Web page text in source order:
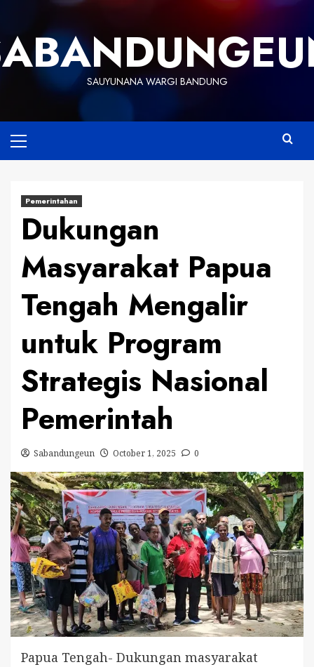
content
SAUYUNANA WARGI BANDUNG
Menu
Pemerintahan
Dukungan
Masyarakat Papua
Tengah Mengalir
untuk Program
Strategis Nasional
Pemerintah
Sabandungeun October 1, 2025 0
Papua Tengah- Dukungan masyarakat